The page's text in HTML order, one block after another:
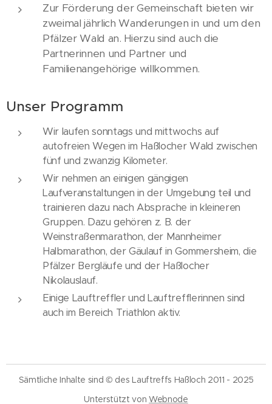
Zur Förderung der Gemeinschaft bieten wir
zweimal jährlich Wanderungen in und um den
Pfälzer Wald an. Hierzu sind auch die
Partnerinnen und Partner und
Familienangehörige willkommen.
Unser Programm
Wir laufen sonntags und mittwochs auf
autofreien Wegen im Haßlocher Wald zwischen
fünf und zwanzig Kilometer.
Wir nehmen an einigen gängigen
Laufveranstaltungen in der Umgebung teil und
trainieren dazu nach Absprache in kleineren
Gruppen. Dazu gehören z. B. der
Weinstraßenmarathon, der Mannheimer
Halbmarathon, der Gäulauf in Gommersheim, die
Pfälzer Bergläufe und der Haßlocher
Nikolauslauf.
Einige Lauftreffler und Lauftrefflerinnen sind
auch im Bereich Triathlon aktiv.
Sämtliche Inhalte sind © des Lauftreffs Haßloch 2011 - 2025
Unterstützt vonWebnode